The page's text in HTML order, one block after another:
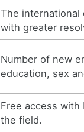
The international
with greater
Number of new
education, sex
Free access with
the field.